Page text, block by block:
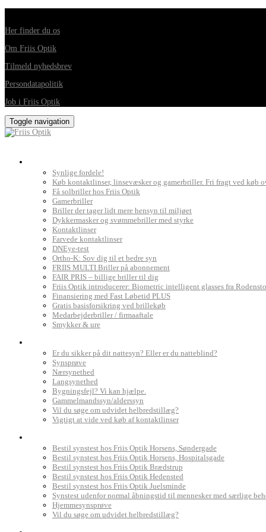
Her finder du os
Om Friis Optik
Tilmeld nyhedsbrev
Persondatapolitik
Job i Friis Optik
Toggle navigation
Synlige fordele!
Køb kontaktlinser, linsevæsker og gamerbriller. Fri fragt ved køb
Få solbriller hos Friis Optik
Gamerbriller
Briller der tager lidt mere hensyn til miljøet
Dykkermasker og svømmebriller med styrke
Kontaktlinser
Farvede kontaktlinser
DNEye-test
Ortho-K: Sov dig til et bedre syn
FRIIS MULTI Briller på abonnement
FAIR PRIS – billige briller til dig
Friis Optik introducerer: Biometric intelligent glasses fra
Finansiering med Fast Løbetid PLUS
Gratis basisforsikring ved brillekøb
Medarbejderbriller / firmaaftale
Smykker & ure
Er du sikker på dit nattesyn? Eller er du natteblind?
Synsprøve
Nærsynethed
Langsynethed
Bygningsfejl? Vi kan hjælpe.
Gammelmandssyn/alderssyn
Vil du søge om udvidet helbredstillæg?
Vigtigt at vide ved køb af kontaktlinser
Bestil synstest hos Friis Optik Horsens, Søndergade
Bestil synstest hos Friis Optik Horsens, Hospitalsgade
Bestil synstest hos Friis Optik Brædstrup
Bestil synstest hos Friis Optik Hedensted
Bestil synstest hos Friis Optik Juelsminde
Synstest udenfor normal åbningstid til mennesker med særlige
Hjemmesynsprøve
Vil du søge om udvidet helbredstillæg?